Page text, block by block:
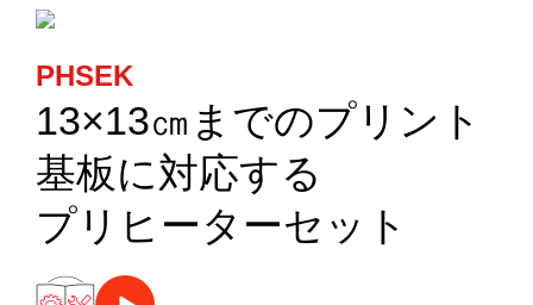
検索
お問合せ
ショッピングカート
PHSEK
13×13㎝までのプリント
基板に対応する
プリヒーターセット